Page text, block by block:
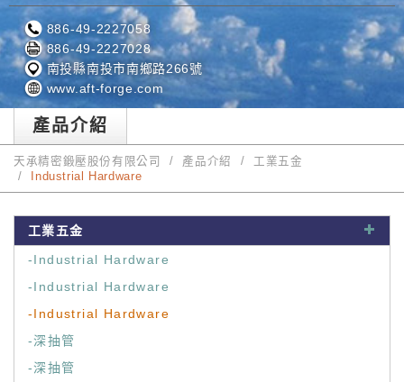
886-49-2227058
886-49-2227028
南投縣南投市南鄉路266號
www.aft-forge.com
產品介紹
天承精密鍛壓股份有限公司 產品介紹
工業五金
Industrial Hardware
工業五金
-Industrial Hardware
-Industrial Hardware
-Industrial Hardware
-深抽管
-深抽管